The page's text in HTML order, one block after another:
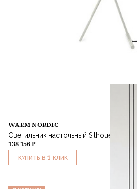
WARM NORDIC
Светильник настольный Silhouette White
138 156 ₽
КУПИТЬ В 1 КЛИК